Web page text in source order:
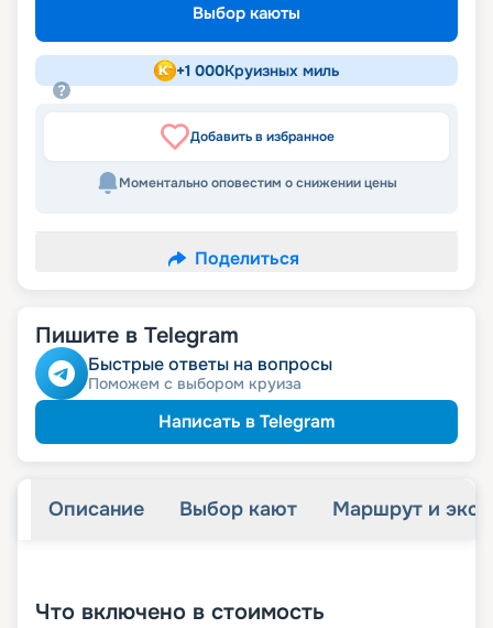
Выбор каюты
+1 000Круизных миль
Добавить в избранное
Моментально оповестим о снижении цены
Поделиться
Пишите в Telegram
Быстрые ответы на вопросы
Поможем с выбором круиза
Написать в Telegram
Описание Выбор кают Маршрут и
Что включено в стоимость